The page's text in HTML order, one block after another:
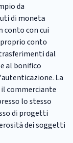
da
di moneta
conto con cui
conto
dal
al bonifico
La
commerciante
lo stesso
di progetti
dei soggetti